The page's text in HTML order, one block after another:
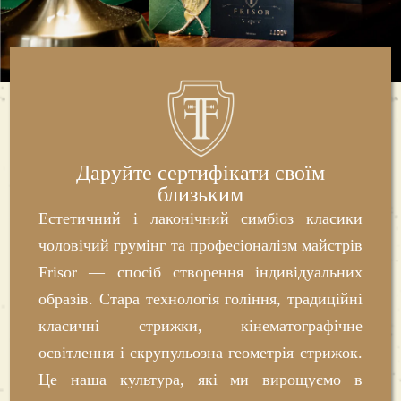
спрямованих на стерилізацію та глибоке
бритвами наші спеціалісти використовують
виключно одноразові леза змінного типу.
Перед виконанням кожної процедурибарбер
обов’язково виконує додаткову обробку
інструментів у присутності клієнта,
скориставшись якісними засобами для
стерилізації. Безпека клієнта для нас понад
Доступні ціни на послуги у
барбершопі Frisor XXIV
Даруйте сертифікати своїм
близьким
Естетичний і лаконічний симбіоз класики
чоловічий грумінг та професіоналізм майстрів
Frisor — спосіб створення індивідуальних
образів. Стара технологія гоління, традиційні
класичні стрижки, кінематографічне
освітлення і скрупульозна геометрія стрижок.
Це наша культура, які ми вирощуємо в